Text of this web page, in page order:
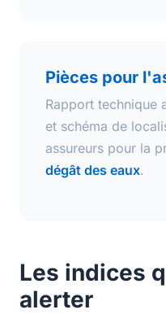
Pièces pour
Rapport technique
et schéma de
assureurs pour la
dégât des eaux.
Les indices
alerter